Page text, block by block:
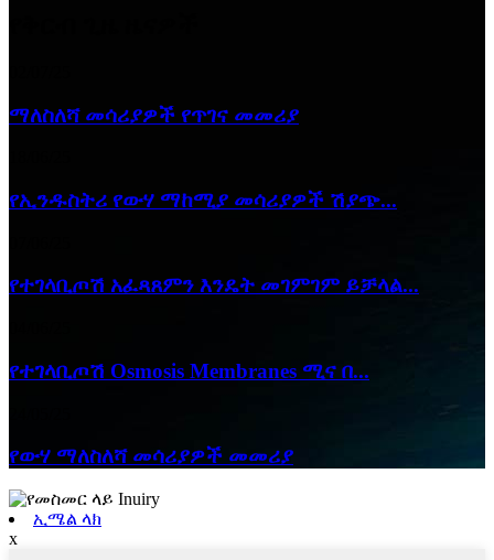
ማለስለሻ መሳሪያዎች የጥገና መመሪያ
የኢንዱስትሪ የውሃ ማከሚያ መሳሪያዎች ሽያጭ...
የተገላቢጦሽ አፈጻጸምን እንዴት መገምገም ይቻላል...
የተገላቢጦሽ Osmosis Membranes ሚና በ...
የውሃ ማለስለሻ መሳሪያዎች መመሪያ
ኢሜል ላክ
x